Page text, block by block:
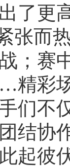
了更
张而
；赛
彩
们不
结协
起彼